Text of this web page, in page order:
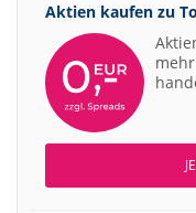
Aktien kaufen zu